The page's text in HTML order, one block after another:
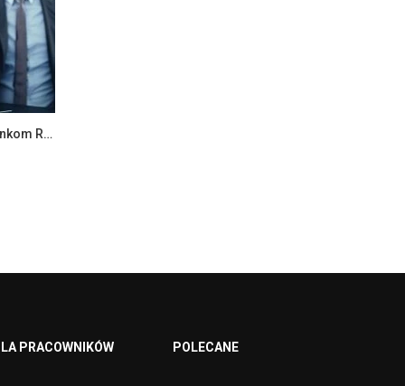
Wręczenie aktów powołania Członkom Rady Biznesu oraz wybór Zarządu
PRACOWNIKÓW POLECANE